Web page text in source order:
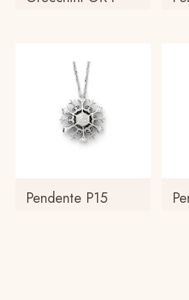
Pendente P15